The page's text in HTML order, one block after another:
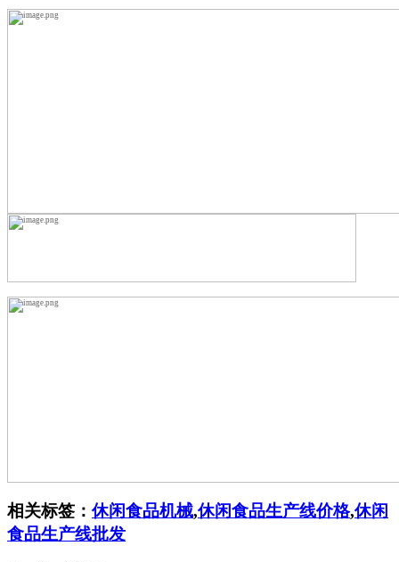
相关标签： 休闲食品机械,休闲食品生产线价格,休闲
食品生产线批发